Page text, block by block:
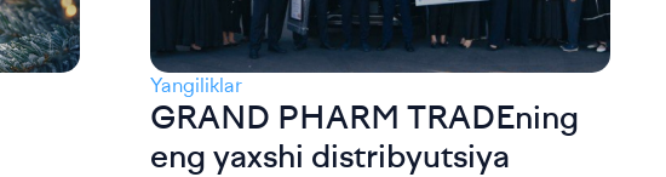
Yangiliklar
GRAND PHARM TRADEning
eng yaxshi distribyutsiya